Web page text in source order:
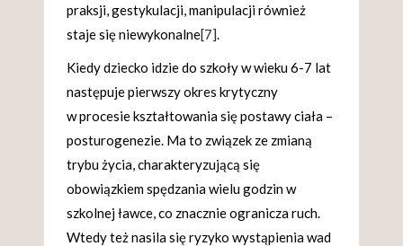
praksji, gestykulacji, manipulacji również
staje się niewykonalne[7].
Kiedy dziecko idzie do szkoły w wieku 6-7 lat
następuje pierwszy okres krytyczny
w procesie kształtowania się postawy ciała –
posturogenezie. Ma to związek ze zmianą
trybu życia, charakteryzującą się
obowiązkiem spędzania wielu godzin w
szkolnej ławce, co znacznie ogranicza ruch.
Wtedy też nasila się ryzyko wystąpienia wad